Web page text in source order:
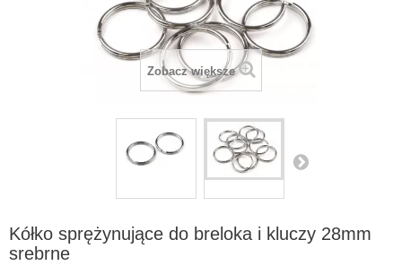
Zobacz większe
Kółko sprężynujące do breloka i kluczy 28mm
srebrne